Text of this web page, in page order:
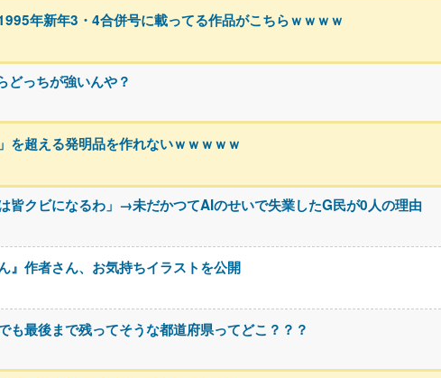
年新年3・4合併号に載ってる作品がこちらｗｗｗｗ
どっちが強いんや？
を超える発明品を作れないｗｗｗｗｗ
皆クビになるわ」→未だかつてAIのせいで失業したG民が0人の理由
』作者さん、お気持ちイラストを公開
も最後まで残ってそうな都道府県ってどこ？？？